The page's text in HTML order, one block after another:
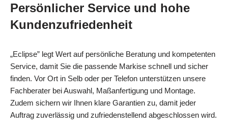
Persönlicher Service und hohe
Kundenzufriedenheit
„Eclipse” legt Wert auf persönliche Beratung und kompetenten
Service, damit Sie die passende Markise schnell und sicher
finden. Vor Ort in Selb oder per Telefon unterstützen unsere
Fachberater bei Auswahl, Maßanfertigung und Montage.
Zudem sichern wir Ihnen klare Garantien zu, damit jeder
Auftrag zuverlässig und zufriedenstellend abgeschlossen wird.